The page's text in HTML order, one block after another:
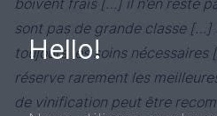
boivent frais […] il n’en reste
sont pas de grande classe […]
toujours les soins
réserve rarement les
de vinification peut être
Hello!